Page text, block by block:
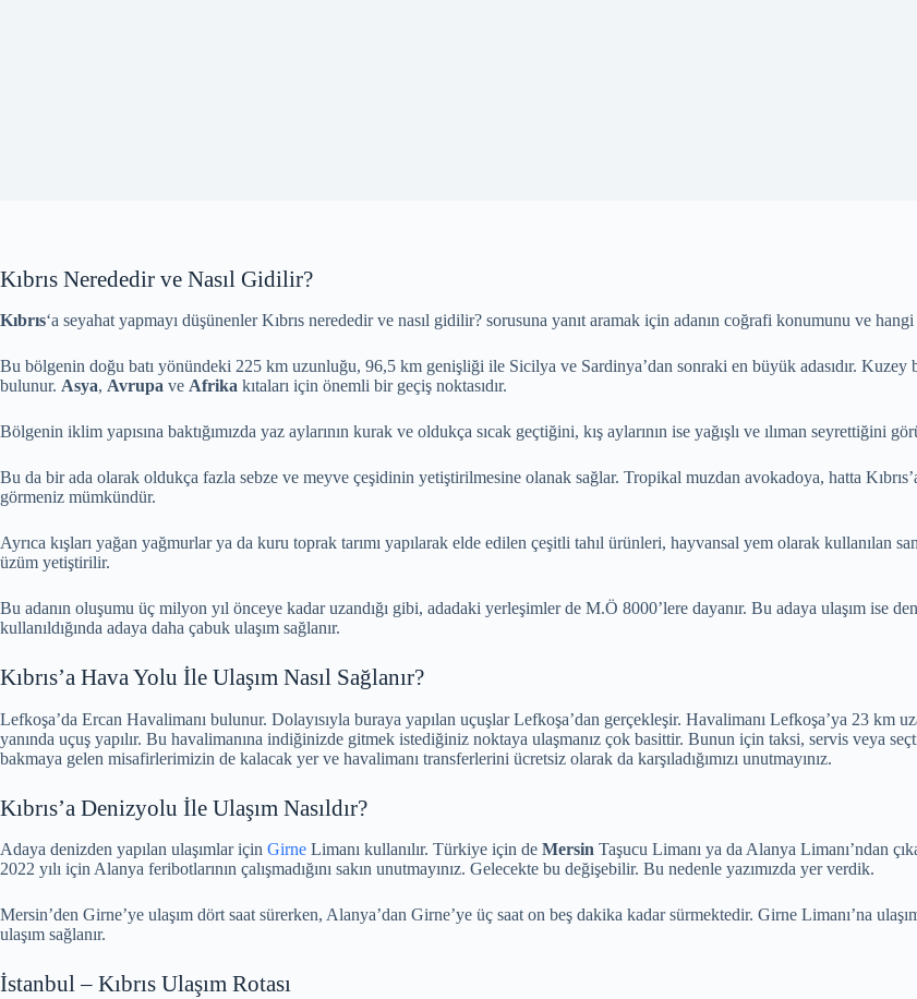
Kıbrıs Nerededir ve Nasıl Gidilir?
Kıbrıs‘a seyahat yapmayı düşünenler Kıbrıs nerededir ve nasıl gidilir? sorusuna yanıt aramak için adanın coğrafi konumunu ve
Bu bölgenin doğu batı yönündeki 225 km uzunluğu, 96,5 km genişliği ile Sicilya ve Sardinya’dan sonraki en büyük adasıdır. Kuzey
bulunur. Asya, Avrupa ve Afrika kıtaları için önemli bir geçiş noktasıdır.
Bölgenin iklim yapısına baktığımızda yaz aylarının kurak ve oldukça sıcak geçtiğini, kış aylarının ise yağışlı ve ılıman seyrettiğini
Bu da bir ada olarak oldukça fazla sebze ve meyve çeşidinin yetiştirilmesine olanak sağlar. Tropikal muzdan avokadoya, hatta
görmeniz mümkündür.
Ayrıca kışları yağan yağmurlar ya da kuru toprak tarımı yapılarak elde edilen çeşitli tahıl ürünleri, hayvansal yem olarak kullanılan
üzüm yetiştirilir.
Bu adanın oluşumu üç milyon yıl önceye kadar uzandığı gibi, adadaki yerleşimler de M.Ö 8000’lere dayanır. Bu adaya ulaşım ise
kullanıldığında adaya daha çabuk ulaşım sağlanır.
Kıbrıs’a Hava Yolu İle Ulaşım Nasıl Sağlanır?
Lefkoşa’da Ercan Havalimanı bulunur. Dolayısıyla buraya yapılan uçuşlar Lefkoşa’dan gerçekleşir. Havalimanı Lefkoşa’ya 23 km
yanında uçuş yapılır. Bu havalimanına indiğinizde gitmek istediğiniz noktaya ulaşmanız çok basittir. Bunun için taksi, servis veya
bakmaya gelen misafirlerimizin de kalacak yer ve havalimanı transferlerini ücretsiz olarak da karşıladığımızı unutmayınız.
Kıbrıs’a Denizyolu İle Ulaşım Nasıldır?
Adaya denizden yapılan ulaşımlar için Girne Limanı kullanılır. Türkiye için de Mersin Taşucu Limanı ya da Alanya Limanı’ndan
2022 yılı için Alanya feribotlarının çalışmadığını sakın unutmayınız. Gelecekte bu değişebilir. Bu nedenle yazımızda yer verdik.
Mersin’den Girne’ye ulaşım dört saat sürerken, Alanya’dan Girne’ye üç saat on beş dakika kadar sürmektedir. Girne Limanı’na
ulaşım sağlanır.
İstanbul – Kıbrıs Ulaşım Rotası